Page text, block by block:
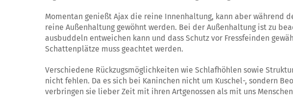
Momentan genießt Ajax die reine Innenhaltung, kann aber während
reine Außenhaltung gewöhnt werden. Bei der Außenhaltung ist zu
ausbuddeln entweichen kann und dass Schutz vor Fressfeinden
Schattenplätze muss geachtet werden.
Verschiedene Rückzugsmöglichkeiten wie Schlafhöhlen sowie
nicht fehlen. Da es sich bei Kaninchen nicht um Kuschel-, sondern
verbringen sie lieber Zeit mit ihren Artgenossen als mit uns